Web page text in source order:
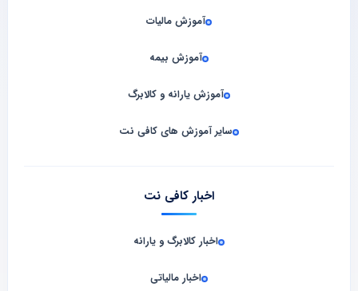
آموزش مالیات
آموزش بیمه
آموزش یارانه و کالابرگ
سایر آموزش های کافی نت
اخبار کافی نت
اخبار کالابرگ و یارانه
اخبار مالیاتی